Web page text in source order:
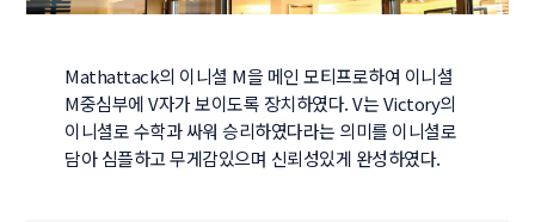
Mathattack의 이니셜 M을 메인 모티프로하여 이니셜
M중심부에 V자가 보이도록 장치하였다. V는 Victory의
이니셜로 수학과 싸워 승리하였다라는 의미를 이니셜로
담아 심플하고 무게감있으며 신뢰성있게 완성하였다.